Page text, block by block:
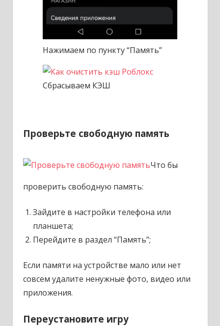
Нажимаем по пункту “Память”
Сбрасываем КЭШ
Проверьте свободную память
Что бы
проверить свободную память:
Зайдите в настройки телефона или
планшета;
Перейдите в раздел “Память”;
Если памяти на устройстве мало или нет
совсем удалите ненужные фото, видео или
приложения.
Переустановите игру